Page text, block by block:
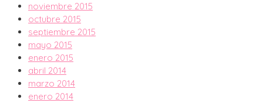
noviembre 2015
octubre 2015
septiembre 2015
mayo 2015
enero 2015
abril 2014
marzo 2014
enero 2014